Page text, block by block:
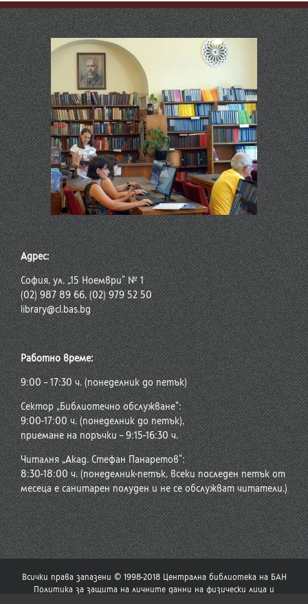
Адрес:
София, ул. „15 Ноември“ № 1
(02) 987 89 66, (02) 979 52 50
library@cl.bas.bg
Работно време:
9:00 – 17:30 ч. (понеделник до петък)
Сектор „Библиотечно обслужване“:
9:00-17:00 ч. (понеделник до петък),
приемане на поръчки – 9:15-16:30 ч.
Читалня „Акад. Стефан Панаретов“:
8:30-18:00 ч. (понеделник-петък, всеки последен петък от
месеца е санитарен полуден и не се обслужват читатели.)
Всички права запазени © 1998-2018 Централна библиотека на БАН
Политика за защита на личните данни на физически лица и